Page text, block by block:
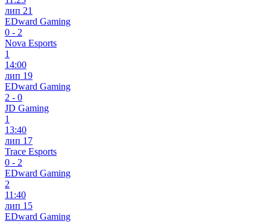
лип 21
EDward Gaming
0 - 2
Nova Esports
1
14:00
лип 19
EDward Gaming
2 - 0
JD Gaming
1
13:40
лип 17
Trace Esports
0 - 2
EDward Gaming
2
11:40
лип 15
EDward Gaming